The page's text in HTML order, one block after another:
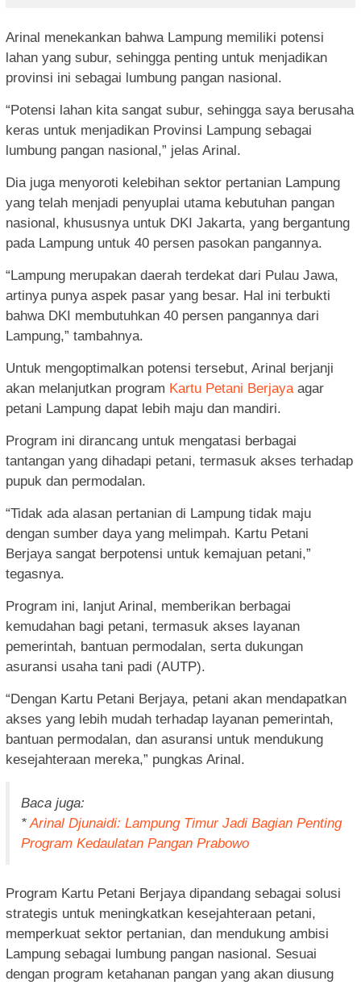
Arinal menekankan bahwa Lampung memiliki potensi
lahan yang subur, sehingga penting untuk menjadikan
provinsi ini sebagai lumbung pangan nasional.
“Potensi lahan kita sangat subur, sehingga saya berusaha
keras untuk menjadikan Provinsi Lampung sebagai
lumbung pangan nasional,” jelas Arinal.
Dia juga menyoroti kelebihan sektor pertanian Lampung
yang telah menjadi penyuplai utama kebutuhan pangan
nasional, khususnya untuk DKI Jakarta, yang bergantung
pada Lampung untuk 40 persen pasokan pangannya.
“Lampung merupakan daerah terdekat dari Pulau Jawa,
artinya punya aspek pasar yang besar. Hal ini terbukti
bahwa DKI membutuhkan 40 persen pangannya dari
Lampung,” tambahnya.
Untuk mengoptimalkan potensi tersebut, Arinal berjanji
akan melanjutkan program Kartu Petani Berjayaagar
petani Lampung dapat lebih maju dan mandiri.
Program ini dirancang untuk mengatasi berbagai
tantangan yang dihadapi petani, termasuk akses terhadap
pupuk dan permodalan.
“Tidak ada alasan pertanian di Lampung tidak maju
dengan sumber daya yang melimpah. Kartu Petani
Berjaya sangat berpotensi untuk kemajuan petani,”
tegasnya.
Program ini, lanjut Arinal, memberikan berbagai
kemudahan bagi petani, termasuk akses layanan
pemerintah, bantuan permodalan, serta dukungan
asuransi usaha tani padi (AUTP).
“Dengan Kartu Petani Berjaya, petani akan mendapatkan
akses yang lebih mudah terhadap layanan pemerintah,
bantuan permodalan, dan asuransi untuk mendukung
kesejahteraan mereka,” pungkas Arinal.
Baca juga:
*Arinal Djunaidi: Lampung Timur Jadi Bagian Penting
Program Kedaulatan Pangan Prabowo
Program Kartu Petani Berjaya dipandang sebagai solusi
strategis untuk meningkatkan kesejahteraan petani,
memperkuat sektor pertanian, dan mendukung ambisi
Lampung sebagai lumbung pangan nasional. Sesuai
dengan program ketahanan pangan yang akan diusung